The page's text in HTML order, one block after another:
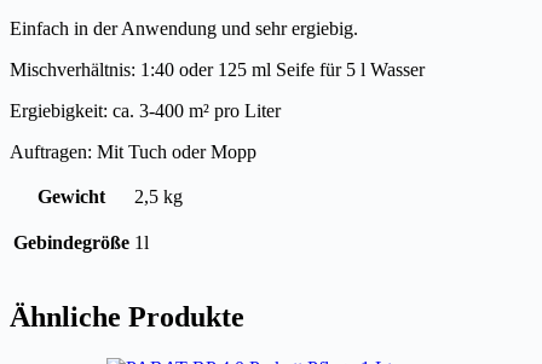
Einfach in der Anwendung und sehr ergiebig.
Mischverhältnis: 1:40 oder 125 ml Seife für 5 l Wasser
Ergiebigkeit: ca. 3-400 m² pro Liter
Auftragen: Mit Tuch oder Mopp
Gewicht 2,5 kg
Gebindegröße 1l
Ähnliche Produkte